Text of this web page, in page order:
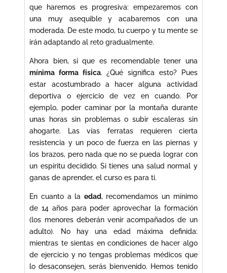
que haremos es progresiva: empezaremos con
una muy asequible y acabaremos con una
moderada. De este modo, tu cuerpo y tu mente se
irán adaptando al reto gradualmente.
Ahora bien, sí que es recomendable tener una
mínima forma física. ¿Qué significa esto? Pues
estar acostumbrado a hacer alguna actividad
deportiva o ejercicio de vez en cuando. Por
ejemplo, poder caminar por la montaña durante
unas horas sin problemas o subir escaleras sin
ahogarte. Las vías ferratas requieren cierta
resistencia y un poco de fuerza en las piernas y
los brazos, pero nada que no se pueda lograr con
un espíritu decidido. Si tienes una salud normal y
ganas de aprender, el curso es para ti.
En cuanto a la edad, recomendamos un mínimo
de 14 años para poder aprovechar la formación
(los menores deberán venir acompañados de un
adulto). No hay una edad máxima definida:
mientras te sientas en condiciones de hacer algo
de ejercicio y no tengas problemas médicos que
lo desaconsejen, serás bienvenido. Hemos tenido